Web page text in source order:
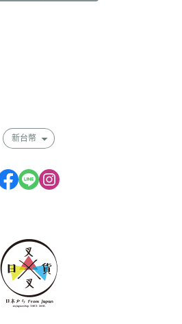
新台幣